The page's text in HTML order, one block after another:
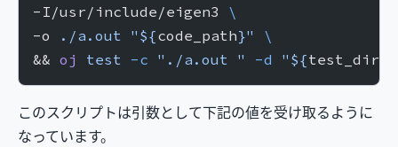
-I/usr/include/eigen3 \
-o
./a.out "${code_path}" \
&& oj test -c "./a.out " -d "${test_dir
このスクリプトは引数として下記の値を受け取るように
なっています。